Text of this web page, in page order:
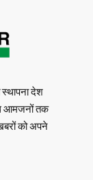
देश
आमजनों तक
को अपने